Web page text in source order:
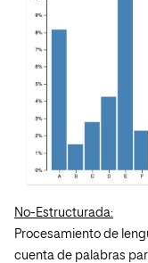
No-Estructurada:
Procesamiento de
cuenta de palabras